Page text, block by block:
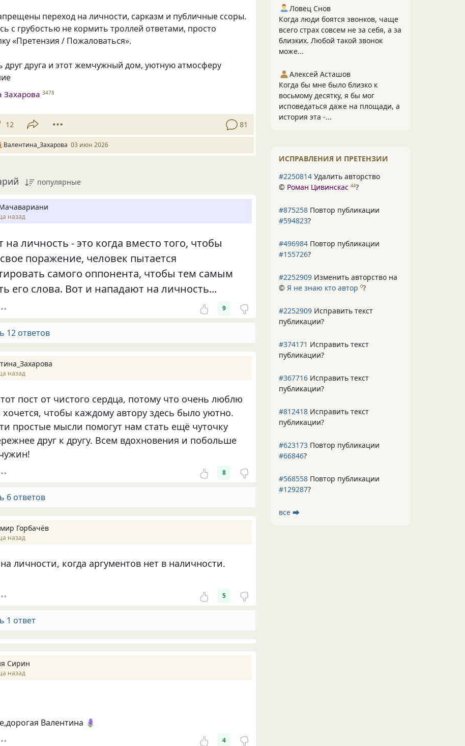
переход на личности, сарказм и публичные ссоры.
с грубостью не кормить троллей ответами, просто
«Претензия / Пожаловаться».
друг друга и этот жемчужный дом, уютную атмосферу
Захарова 3478
12 81
Валентина_Захарова 03 июн 2026
популярные
назад
на личность - это когда вместо того, чтобы
поражение, человек пытается
самого оппонента, чтобы тем самым
его слова. Вот и нападают на личность...
9
12 ответов
назад
пост от чистого сердца, потому что очень люблю
чтобы каждому автору здесь было уютно.
простые мысли помогут нам стать ещё чуточку
друг к дрyгу. Всем вдохновения и побольше
8
6 ответов
Горбачёв
назад
личности, когда аргументов нет в наличности.
5
1 ответ
Сирин
назад
Валентина 🪻
4
Ловец Снов
Когда люди боятся звонков, чаще
всего страх совсем не за себя, а за
близких. Любой такой звонок
може...
Алексей Асташов
Когда бы мне было близко к
восьмому десятку, я бы мог
исповедаться даже на площади, а
история эта -...
ИСПРАВЛЕНИЯ И ПРЕТЕНЗИИ
#2250814 Удалить авторство
© Роман Цивинскас 44?
#875258 Повтор публикации
#594823?
#496984 Повтор публикации
#155726?
#2252909 Изменить авторство на
© Я не знаю кто автор 0?
#2252909 Исправить текст
публикации?
#374171 Исправить текст
публикации?
#367716 Исправить текст
публикации?
#812418 Исправить текст
публикации?
#623173 Повтор публикации
#66846?
#568558 Повтор публикации
#129287?
все ⮕